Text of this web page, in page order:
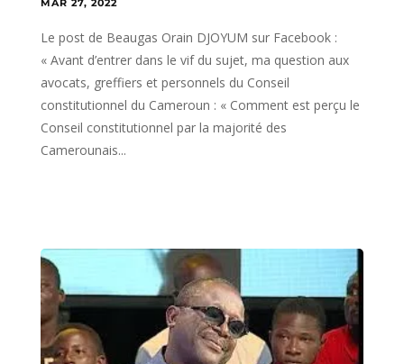
MAR 27, 2022
Le post de Beaugas Orain DJOYUM sur Facebook :
« Avant d’entrer dans le vif du sujet, ma question aux
avocats, greffiers et personnels du Conseil
constitutionnel du Cameroun : « Comment est perçu le
Conseil constitutionnel par la majorité des
Camerounais...